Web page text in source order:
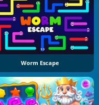
Worm Escape